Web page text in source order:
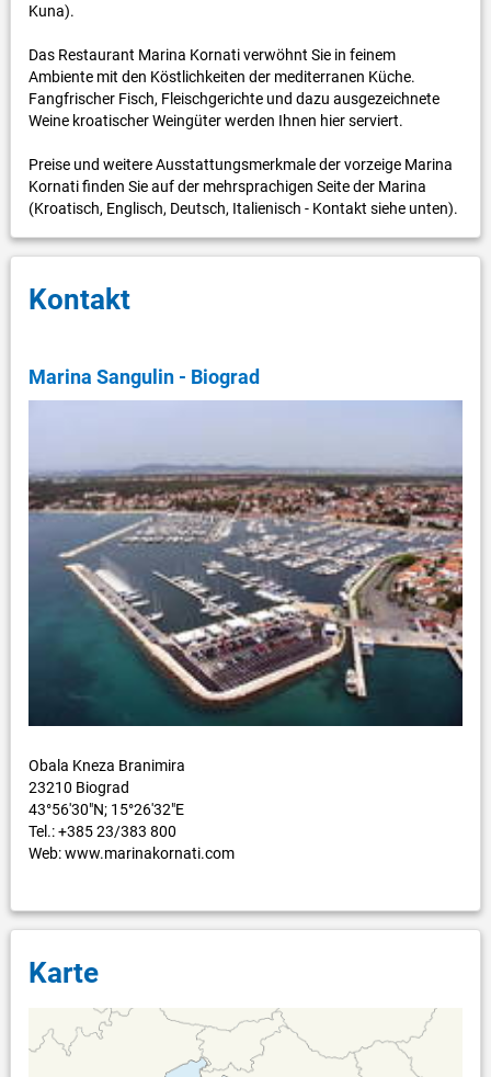
Kuna).
Das Restaurant Marina Kornati verwöhnt Sie in feinem
Ambiente mit den Köstlichkeiten der mediterranen Küche.
Fangfrischer Fisch, Fleischgerichte und dazu ausgezeichnete
Weine kroatischer Weingüter werden Ihnen hier serviert.
Preise und weitere Ausstattungsmerkmale der vorzeige Marina
Kornati finden Sie auf der mehrsprachigen Seite der Marina
(Kroatisch, Englisch, Deutsch, Italienisch - Kontakt siehe unten).
Kontakt
Marina Sangulin - Biograd
Obala Kneza Branimira
23210 Biograd
43°56'30"N; 15°26'32"E
Tel.: +385 23/383 800
Web: www.marinakornati.com
Karte